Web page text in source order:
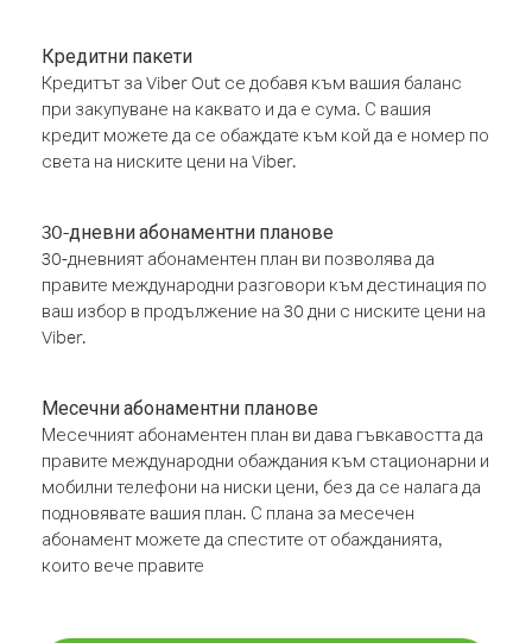
Кредитни пакети
Кредитът за Viber Out се добавя към вашия баланс
при закупуване на каквато и да е сума. С вашия
кредит можете да се обаждате към кой да е номер по
света на ниските цени на Viber.
30-дневни абонаментни планове
30-дневният абонаментен план ви позволява да
правите международни разговори към дестинация по
ваш избор в продължение на 30 дни с ниските цени на
Viber.
Месечни абонаментни планове
Месечният абонаментен план ви дава гъвкавостта да
правите международни обаждания към стационарни и
мобилни телефони на ниски цени, без да се налага да
подновявате вашия план. С плана за месечен
абонамент можете да спестите от обажданията,
които вече правите